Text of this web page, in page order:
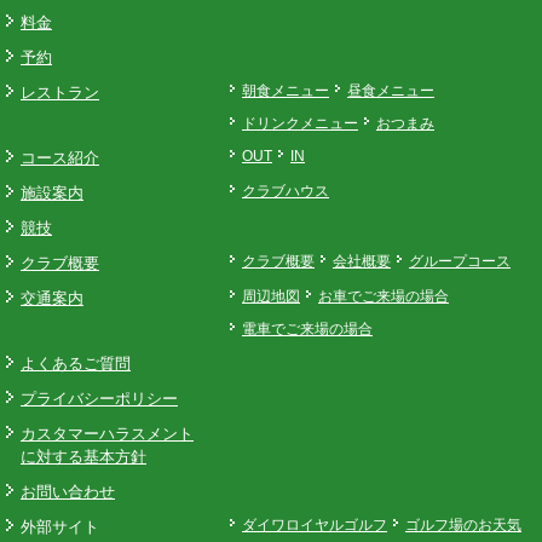
料金
予約
レストラン
朝食メニュー 昼食メニュー
ドリンクメニュー おつまみ
コース紹介 OUT IN
施設案内 クラブハウス
競技
クラブ概要
クラブ概要 会社概要 グループコース
交通案内 周辺地図 お車でご来場の場合
電車でご来場の場合
よくあるご質問
プライバシーポリシー
カスタマーハラスメント
に対する基本方針
お問い合わせ
外部サイト
ダイワロイヤルゴルフ ゴルフ場のお天気